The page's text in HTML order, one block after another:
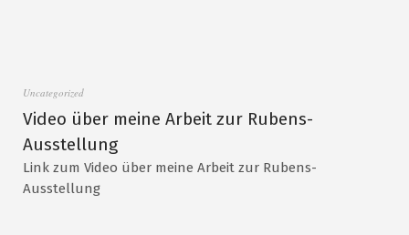
Uncategorized
Video über meine Arbeit zur Rubens-
Ausstellung
Link zum Video über meine Arbeit zur Rubens-
Ausstellung